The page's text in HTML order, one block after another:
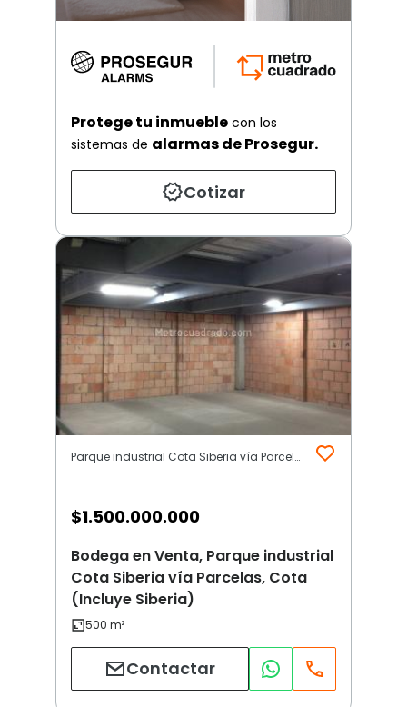
Protege tu inmueble con los
sistemas de alarmas de Prosegur.
Cotizar
Parque industrial Cota Siberia vía Parcelas | Otros | Cota (Incluye Siberia)
$1.500.000.000
Bodega en Venta, Parque industrial
Cota Siberia vía Parcelas, Cota
(Incluye Siberia)
Contactar